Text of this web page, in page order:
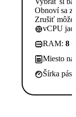
Obnoví sa
Zrušiť
vCPU
RAM: 8
Miesto
Šírka